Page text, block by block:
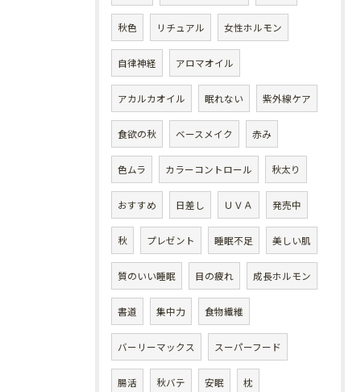
秋色 リチュアル 女性ホルモン
自律神経 アロマオイル
アカルカオイル 眠れない 紫外線ケア
食欲の秋 ベースメイク 赤み
色ムラ カラーコントロール 秋太り
おすすめ 日差し ＵＶＡ 発売中
秋 プレゼント 睡眠不足 美しい肌
質のいい睡眠 目の疲れ 成長ホルモン
書道 集中力 食物繊維
バーリーマックス スーパーフード
腸活 秋バテ 安眠 枕